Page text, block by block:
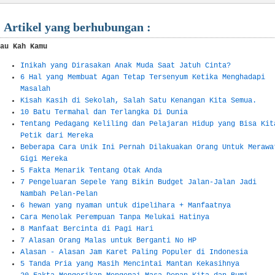
Artikel yang berhubungan :
Kah Kamu
Inikah yang Dirasakan Anak Muda Saat Jatuh Cinta?
6 Hal yang Membuat Agan Tetap Tersenyum Ketika Menghadapi
Masalah
Kisah Kasih di Sekolah, Salah Satu Kenangan Kita Semua.
10 Batu Termahal dan Terlangka Di Dunia
Tentang Pedagang Keliling dan Pelajaran Hidup yang Bisa
Petik dari Mereka
Beberapa Cara Unik Ini Pernah Dilakuakan Orang Untuk
Gigi Mereka
5 Fakta Menarik Tentang Otak Anda
7 Pengeluaran Sepele Yang Bikin Budget Jalan-Jalan Jadi
Nambah Pelan-Pelan
6 hewan yang nyaman untuk dipelihara + Manfaatnya
Cara Menolak Perempuan Tanpa Melukai Hatinya
8 Manfaat Bercinta di Pagi Hari
7 Alasan Orang Malas untuk Berganti No HP
Alasan - Alasan Jam Karet Paling Populer di Indonesia
5 Tanda Pria yang Masih Mencintai Mantan Kekasihnya